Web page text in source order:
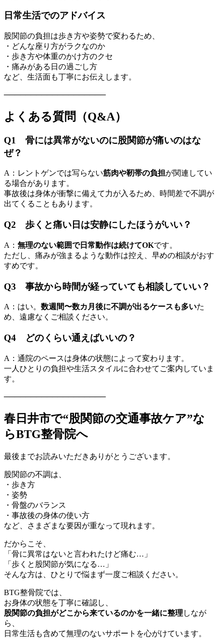
日常生活でのアドバイス
股関節の負担は歩き方や姿勢で変わるため、
・どんな座り方がラクなのか
・歩き方や体重のかけ方のクセ
・痛みがある日の過ごし方
など、生活面も丁寧にお伝えします。
───────────────────
よくある質問（Q&A）
Q1 骨には異常がないのに股関節が痛いのはな
ぜ？
A：レントゲンでは写らない筋肉や靭帯の負担が関連してい
る場合があります。
事故後は身体が衝撃に備えて力が入るため、時間差で不調が
出てくることもあります。
Q2 歩くと痛い日は安静にしたほうがいい？
A： 無理のない範囲で日常動作は続けてOKです。
ただし、痛みが強まるような動作は控え、早めの相談がおす
すめです。
Q3 事故から時間が経っていても相談していい？
A：はい。 数週間〜数カ月後に不調が出るケースも多いた
め、遠慮なくご相談ください。
Q4 どのくらい通えばいいの？
A：通院のペースは身体の状態によって変わります。
一人ひとりの負担や生活スタイルに合わせてご案内していま
す。
───────────────────
春日井市で“股関節の交通事故ケア”な
らBTG整骨院へ
最後までお読みいただきありがとうございます。
股関節の不調は、
・歩き方
・姿勢
・骨盤のバランス
・事故後の身体の使い方
など、さまざまな要因が重なって現れます。
だからこそ、
「骨に異常はないと言われたけど痛む…」
「歩くと股関節が気になる…」
そんな方は、ひとりで悩まず一度ご相談ください。
BTG整骨院では、
お身体の状態を丁寧に確認し、
股関節の負担がどこから来ているのかを一緒に整理 しなが
ら、
日常生活も含めて無理のないサポートを心がけています。